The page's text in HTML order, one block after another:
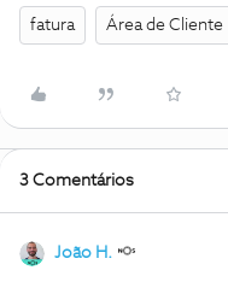
fatura Área de Cliente
3 Comentários
João H.